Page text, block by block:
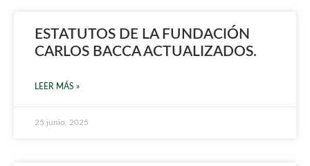
ESTATUTOS DE LA FUNDACIÓN
CARLOS BACCA ACTUALIZADOS.
LEER MÁS »
25 junio, 2025